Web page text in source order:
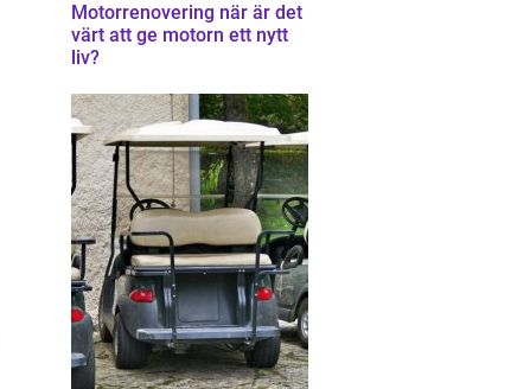
Motorrenovering när är det
värt att ge motorn ett nytt
liv?